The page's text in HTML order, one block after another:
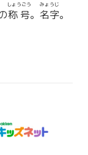
称号
しょうごう
。 名字
みょうじ
。